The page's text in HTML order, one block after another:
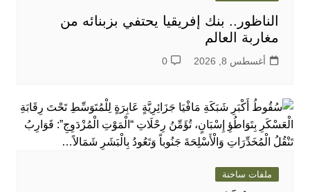
الناظور.. بنك إفريقيا يحتفي بزبنائه من
مغاربة العالم
أغسطس 8, 2026 0
ملفات ساخنة